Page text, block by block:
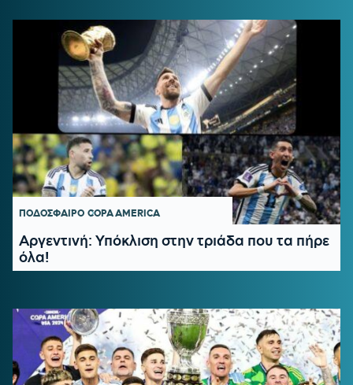
ΠΟΔΟΣΦΑΙΡΟ COPA AMERICA
Αργεντινή: Υπόκλιση στην τριάδα που τα πήρε
όλα!